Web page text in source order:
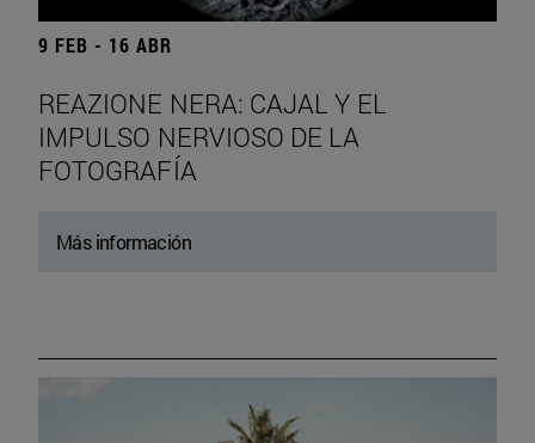
9 FEB - 16 ABR
REAZIONE NERA: CAJAL Y EL
IMPULSO NERVIOSO DE LA
FOTOGRAFÍA
Más información